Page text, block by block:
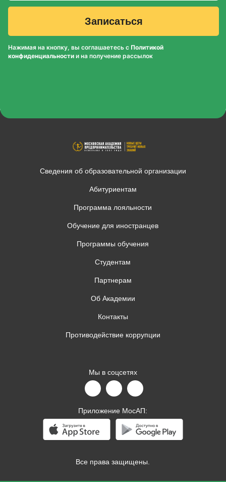
Записаться
Нажимая на кнопку, вы соглашаетесь с Политикой
конфиденциальности и на получение рассылок
Сведения об образовательной организации
Абитуриентам
Программа лояльности
Обучение для иностранцев
Программы обучения
Студентам
Партнерам
Об Академии
Контакты
Противодействие коррупции
Все права защищены.
Мы в соцсетях
Приложение МосАП: